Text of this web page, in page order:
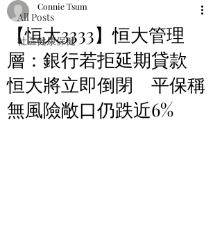
All Posts
社區健康保健
【恒大3333】恒大管理
層：銀行若拒延期貸款
恒大將立即倒閉 平保稱
無風險敞口仍跌近6%
Connie Tsum